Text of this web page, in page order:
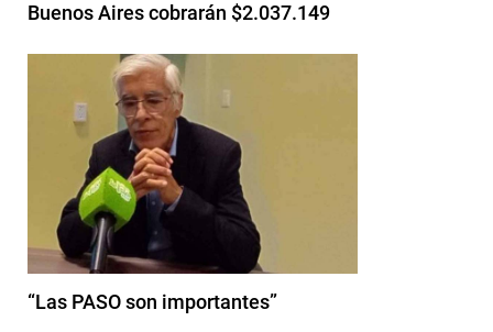
Buenos Aires cobrarán $2.037.149
“Las PASO son importantes”